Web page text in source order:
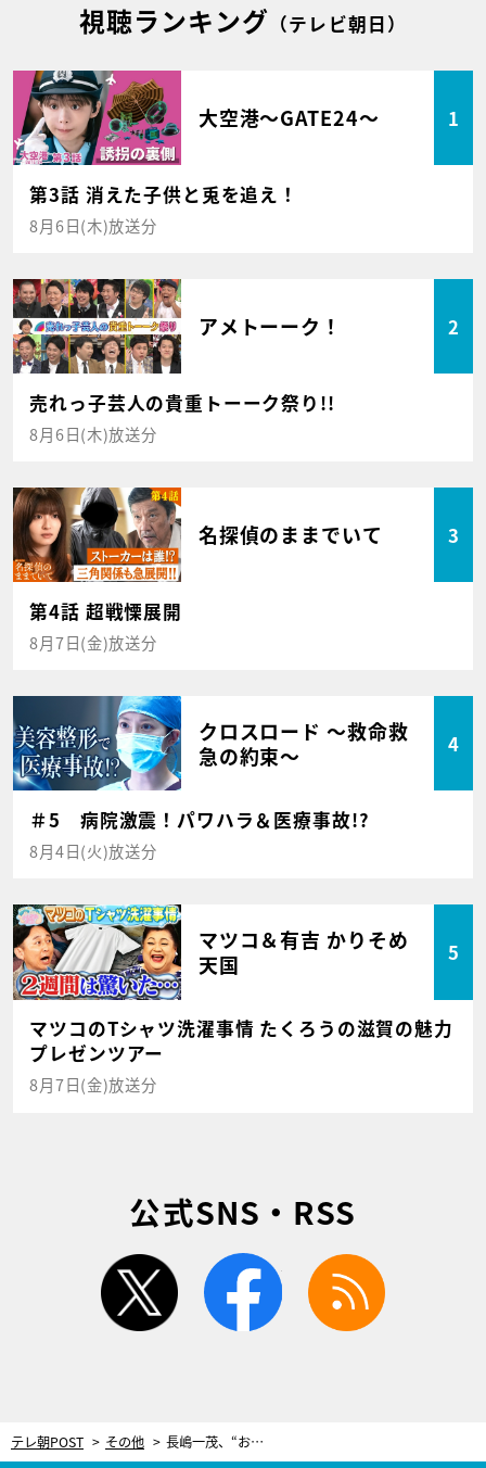
視聴ランキング （テレビ朝日）
大空港～GATE24～ 1
第3話 消えた子供と兎を追え！
8月6日(木)放送分
アメトーーク！ 2
売れっ子芸人の貴重トーーク祭り!!
8月6日(木)放送分
名探偵のままでいて 3
第4話 超戦慄展開
8月7日(金)放送分
クロスロード ～救命救
急の約束～
4
＃5 病院激震！パワハラ＆医療事故!?
8月4日(火)放送分
マツコ＆有吉 かりそめ
天国
5
マツコのTシャツ洗濯事情 たくろうの滋賀の魅力
プレゼンツアー
8月7日(金)放送分
公式SNS・RSS
twitter facebook
テレ朝POST その他 長嶋一茂、“お騒がせニュース”を振り返り…自論を展開「だまされるのはキライじゃない」